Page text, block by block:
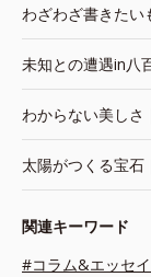
わざわざ書きたい
未知との遭遇in八
わからない美しさ
太陽がつくる宝
関連キーワード
#コラム&エッセ